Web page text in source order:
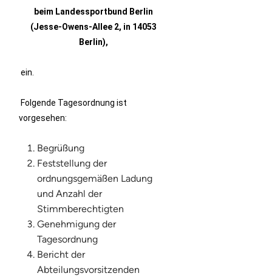
beim Landessportbund Berlin
(Jesse-Owens-Allee 2, in 14053
Berlin),
ein.
Folgende Tagesordnung ist
vorgesehen:
Begrüßung
Feststellung der
ordnungsgemäßen Ladung
und Anzahl der
Stimmberechtigten
Genehmigung der
Tagesordnung
Bericht der
Abteilungsvorsitzenden